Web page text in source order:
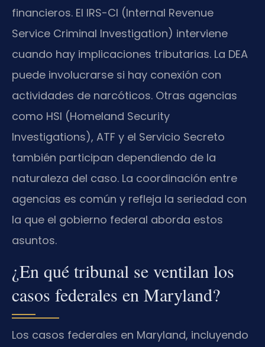
financieros. El IRS-CI (Internal Revenue
Service Criminal Investigation) interviene
cuando hay implicaciones tributarias. La DEA
puede involucrarse si hay conexión con
actividades de narcóticos. Otras agencias
como HSI (Homeland Security
Investigations), ATF y el Servicio Secreto
también participan dependiendo de la
naturaleza del caso. La coordinación entre
agencias es común y refleja la seriedad con
la que el gobierno federal aborda estos
asuntos.
¿En qué tribunal se ventilan los
casos federales en Maryland?
Los casos federales en Maryland, incluyendo